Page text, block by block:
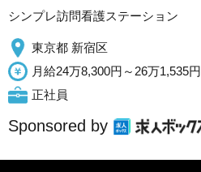
シンプレ訪問看護ステーション
東京都 新宿区
月給24万8,300円～26万1,535円
正社員
Sponsored by